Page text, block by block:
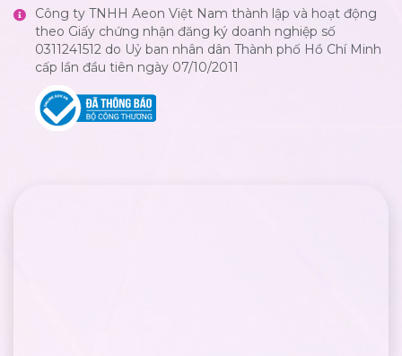
Công ty TNHH Aeon Việt Nam thành lập và hoạt động
theo Giấy chứng nhận đăng ký doanh nghiệp số
0311241512 do Uỷ ban nhân dân Thành phố Hồ Chí Minh
cấp lần đầu tiên ngày 07/10/2011